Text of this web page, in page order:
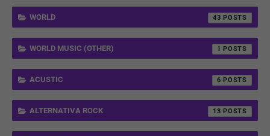
WORLD 43
WORLD MUSIC (OTHER) 1
ACUSTIC 6
ALTERNATIVA ROCK 13